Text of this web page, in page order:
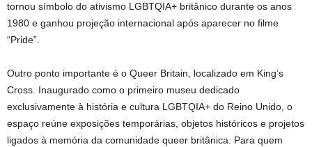
tornou símbolo do ativismo LGBTQIA+ britânico durante os anos
1980 e ganhou projeção internacional após aparecer no filme
“Pride”.
Outro ponto importante é o Queer Britain, localizado em King’s
Cross. Inaugurado como o primeiro museu dedicado
exclusivamente à história e cultura LGBTQIA+ do Reino Unido, o
espaço reúne exposições temporárias, objetos históricos e projetos
ligados à memória da comunidade queer britânica. Para quem